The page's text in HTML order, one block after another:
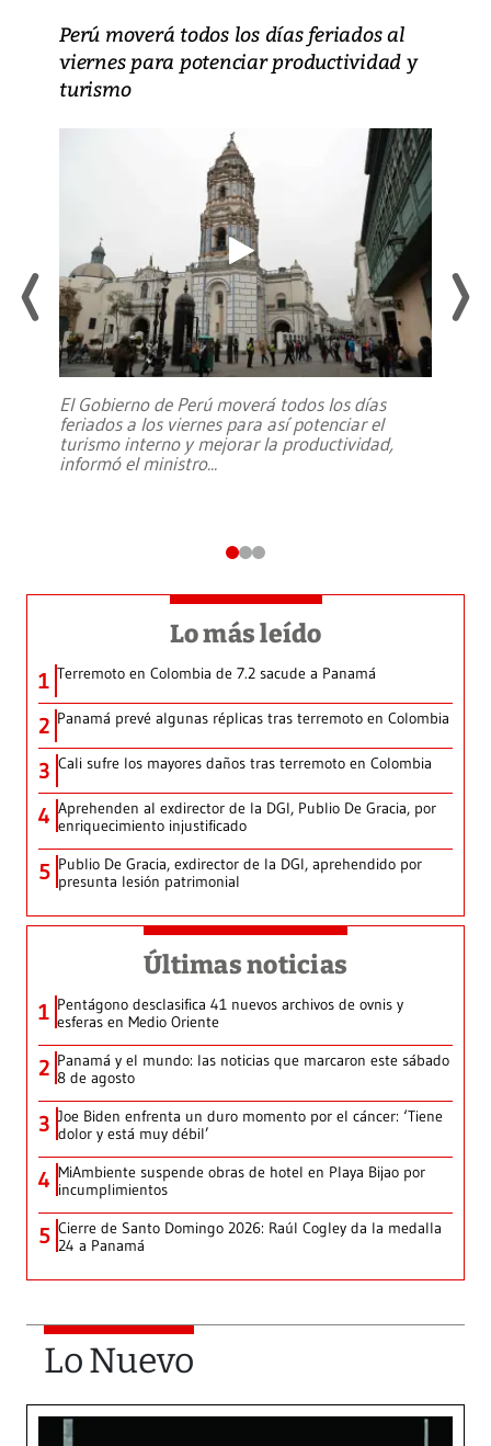
Perú moverá todos los días feriados al
viernes para potenciar productividad y
turismo
El Gobierno de Perú moverá todos los días
feriados a los viernes para así potenciar el
turismo interno y mejorar la productividad,
informó el ministro...
Lo más leído
1 Terremoto en Colombia de 7.2 sacude a Panamá
2 Panamá prevé algunas réplicas tras terremoto en Colombia
3 Cali sufre los mayores daños tras terremoto en Colombia
4 Aprehenden al exdirector de la DGI, Publio De Gracia, por
enriquecimiento injustificado
5 Publio De Gracia, exdirector de la DGI, aprehendido por
presunta lesión patrimonial
Últimas noticias
1 Pentágono desclasifica 41 nuevos archivos de ovnis y
esferas en Medio Oriente
2 Panamá y el mundo: las noticias que marcaron este sábado
8 de agosto
3 Joe Biden enfrenta un duro momento por el cáncer: ‘Tiene
dolor y está muy débil’
4 MiAmbiente suspende obras de hotel en Playa Bijao por
incumplimientos
5 Cierre de Santo Domingo 2026: Raúl Cogley da la medalla
24 a Panamá
Lo Nuevo